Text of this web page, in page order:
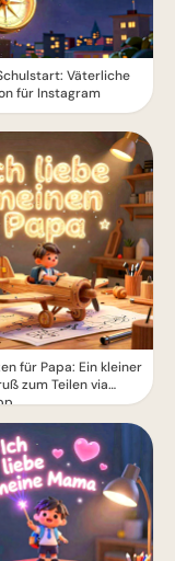
Väterliche
für Instagram
für Papa: Ein kleiner
zum Teilen via